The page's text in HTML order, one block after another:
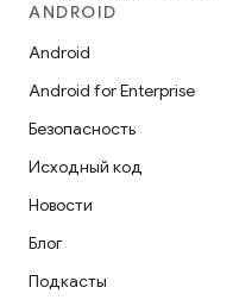
ANDROID
Android
Android for Enterprise
Безопасность
Исходный код
Новости
Блог
Подкасты